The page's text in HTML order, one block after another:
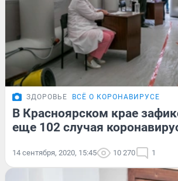
ЗДОРОВЬЕ ВСЁ О КОРОНАВИРУСЕ
В Красноярском крае
еще 102 случая
14 сентября, 2020, 15:45 10 270 1